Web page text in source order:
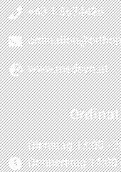
+43 1 3674426
www.medsyn.at
Dienstag 13:00 -
Donnerstag 14:00